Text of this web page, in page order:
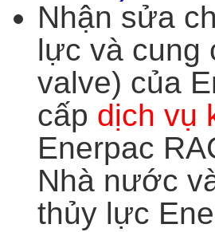
Nhận sửa
lực và cung
valve) của
cấp dịch vụ
Enerpac
Nhà nước
thủy lực